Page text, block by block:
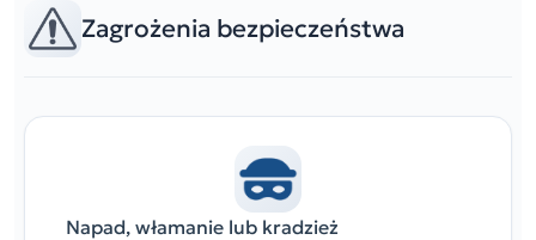
Zagrożenia bezpieczeństwa
Napad, włamanie lub kradzież